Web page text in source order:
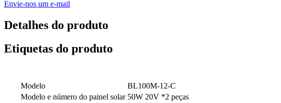
Envie-nos um e-mail
Detalhes do produto
Etiquetas do produto
Modelo
BL100M-12-C
Modelo e número do painel solar 50W 20V *2 peças